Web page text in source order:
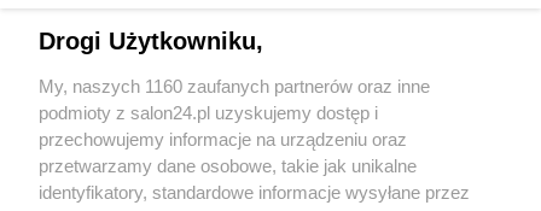
Sport
Społeczeństwo
Kultura
Drogi Użytkowniku,
My, naszych 1160 zaufanych partnerów oraz inne
podmioty z salon24.pl uzyskujemy dostęp i
przechowujemy informacje na urządzeniu oraz
przetwarzamy dane osobowe, takie jak unikalne
identyfikatory, standardowe informacje wysyłane przez